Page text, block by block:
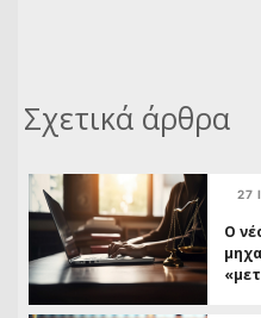
Σχετικά άρθρα
27
Ο
Ο